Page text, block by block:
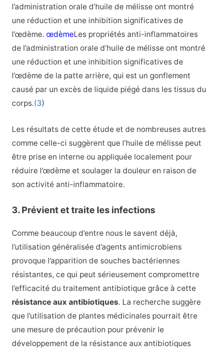
l’administration orale d’huile de mélisse ont montré
une réduction et une inhibition significatives de
l’œdème. œdèmeLes propriétés anti-inflammatoires
de l’administration orale d’huile de mélisse ont montré
une réduction et une inhibition significatives de
l’œdème de la patte arrière, qui est un gonflement
causé par un excès de liquide piégé dans les tissus du
corps.(3)
Les résultats de cette étude et de nombreuses autres
comme celle-ci suggèrent que l’huile de mélisse peut
être prise en interne ou appliquée localement pour
réduire l’œdème et soulager la douleur en raison de
son activité anti-inflammatoire.
3. Prévient et traite les infections
Comme beaucoup d’entre nous le savent déjà,
l’utilisation généralisée d’agents antimicrobiens
provoque l’apparition de souches bactériennes
résistantes, ce qui peut sérieusement compromettre
l’efficacité du traitement antibiotique grâce à cette
résistance aux antibiotiques. La recherche suggère
que l’utilisation de plantes médicinales pourrait être
une mesure de précaution pour prévenir le
développement de la résistance aux antibiotiques